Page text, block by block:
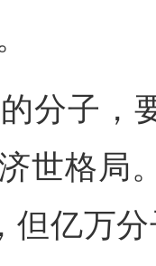
分子，
世格局
但亿万